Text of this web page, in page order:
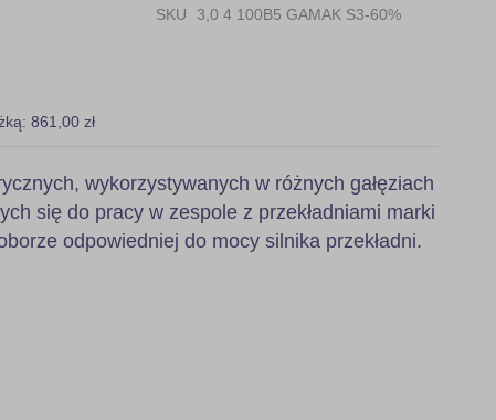
SKU
3,0 4 100B5 GAMAK S3-60%
861,00 zł
wykorzystywanych w różnych gałęziach
się do pracy w zespole z przekładniami marki
odpowiedniej do mocy silnika przekładni.